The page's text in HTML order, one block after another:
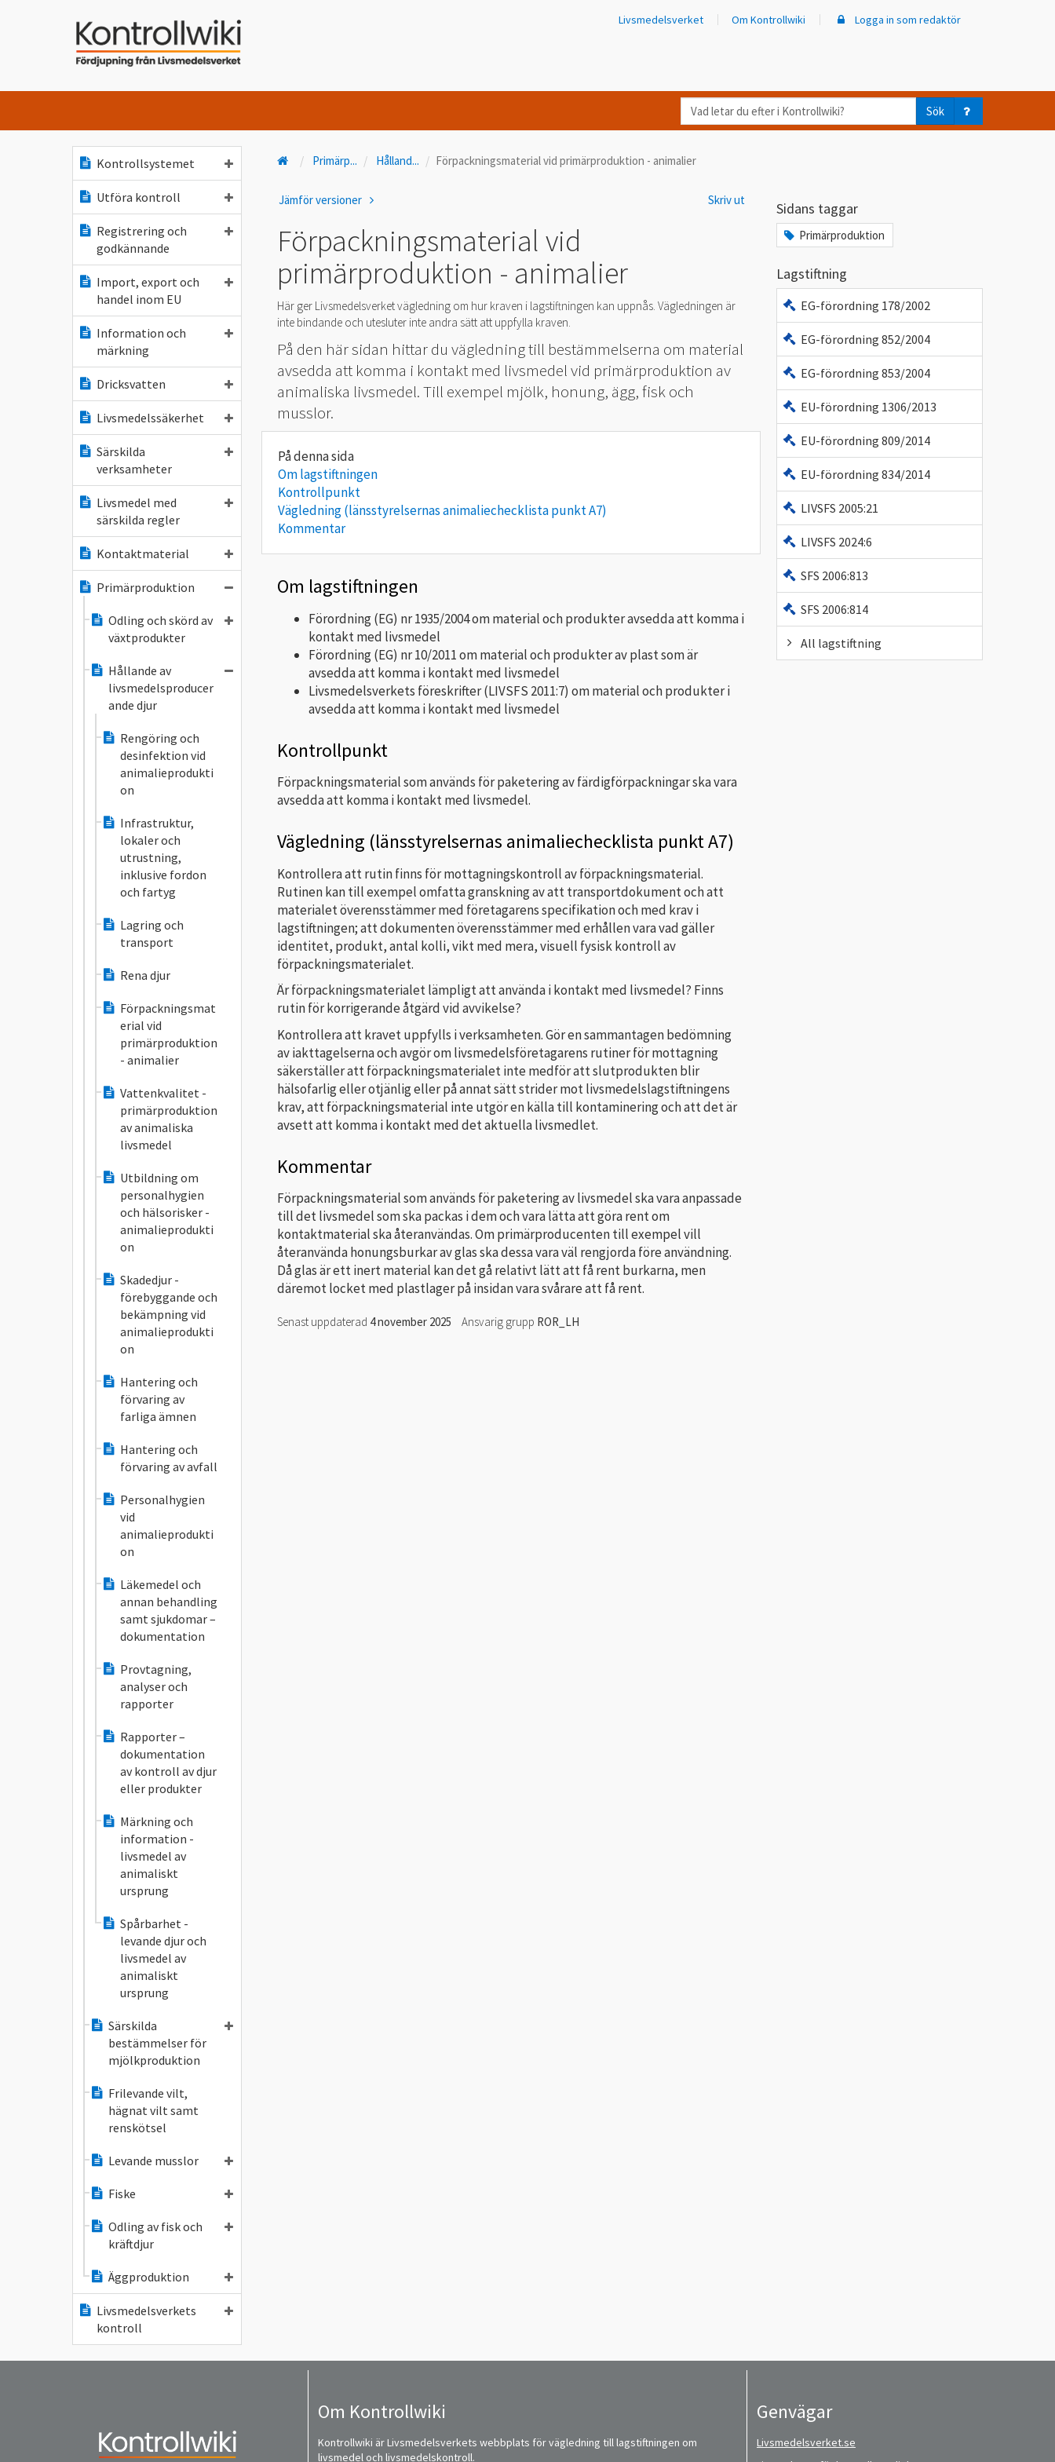
Livsmedelsverket Om Kontrollwiki Logga in som redaktör
Vad
letar
efter
Kontrollwiki?
Sök
Kontrollsystemet
Utföra kontroll
Registrering och
godkännande
Import, export och
handel inom EU
Information och
märkning
Dricksvatten
Livsmedelssäkerhet
Särskilda
verksamheter
Livsmedel med
särskilda regler
Kontaktmaterial
Primärproduktion
Odling och skörd av
växtprodukter
Hållande av
livsmedelsproducer
ande djur
Rengöring och
desinfektion vid
animalieprodukti
on
Infrastruktur,
lokaler och
utrustning,
inklusive fordon
och fartyg
Lagring och
transport
Rena djur
Förpackningsmat
erial vid
primärproduktion
- animalier
Vattenkvalitet -
primärproduktion
av animaliska
livsmedel
Utbildning om
personalhygien
och hälsorisker -
animalieprodukti
on
Skadedjur -
förebyggande och
bekämpning vid
animalieprodukti
on
Hantering och
förvaring av
farliga ämnen
Hantering och
förvaring av avfall
Personalhygien
vid
animalieprodukti
on
Läkemedel och
annan behandling
samt sjukdomar –
dokumentation
Provtagning,
analyser och
rapporter
Rapporter –
dokumentation
av kontroll av djur
eller produkter
Märkning och
information -
livsmedel av
animaliskt
ursprung
Spårbarhet -
levande djur och
livsmedel av
animaliskt
ursprung
Särskilda
bestämmelser för
mjölkproduktion
Frilevande vilt,
hägnat vilt samt
renskötsel
Levande musslor
Fiske
Odling av fisk och
kräftdjur
Äggproduktion
Livsmedelsverkets
kontroll
Primärp... Hålland... Förpackningsmaterial vid primärproduktion - animalier
Skriv ut
Jämför versioner
Förpackningsmaterial vid
primärproduktion - animalier
Här ger Livsmedelsverket vägledning om hur kraven i lagstiftningen kan uppnås. Vägledningen är
inte bindande och utesluter inte andra sätt att uppfylla kraven.
På den här sidan hittar du vägledning till bestämmelserna om material
avsedda att komma i kontakt med livsmedel vid primärproduktion av
animaliska livsmedel. Till exempel mjölk, honung, ägg, fisk och
musslor.
Om lagstiftningen
Kontrollpunkt
Vägledning (länsstyrelsernas animaliechecklista punkt A7)
Kommentar
Om lagstiftningen
Förordning (EG) nr 1935/2004 om material och produkter avsedda att komma i
kontakt med livsmedel
Förordning (EG) nr 10/2011 om material och produkter av plast som är
avsedda att komma i kontakt med livsmedel
Livsmedelsverkets föreskrifter (LIVSFS 2011:7) om material och produkter i
avsedda att komma i kontakt med livsmedel
Kontrollpunkt
Förpackningsmaterial som används för paketering av färdigförpackningar ska vara
avsedda att komma i kontakt med livsmedel.
Vägledning (länsstyrelsernas animaliechecklista punkt A7)
Kontrollera att rutin finns för mottagningskontroll av förpackningsmaterial.
Rutinen kan till exempel omfatta granskning av att transportdokument och att
materialet överensstämmer med företagarens specifikation och med krav i
lagstiftningen; att dokumenten överensstämmer med erhållen vara vad gäller
identitet, produkt, antal kolli, vikt med mera, visuell fysisk kontroll av
förpackningsmaterialet.
Är förpackningsmaterialet lämpligt att använda i kontakt med livsmedel? Finns
rutin för korrigerande åtgärd vid avvikelse?
Kontrollera att kravet uppfylls i verksamheten. Gör en sammantagen bedömning
av iakttagelserna och avgör om livsmedelsföretagarens rutiner för mottagning
säkerställer att förpackningsmaterialet inte medför att slutprodukten blir
hälsofarlig eller otjänlig eller på annat sätt strider mot livsmedelslagstiftningens
krav, att förpackningsmaterial inte utgör en källa till kontaminering och att det är
avsett att komma i kontakt med det aktuella livsmedlet.
Kommentar
Förpackningsmaterial som används för paketering av livsmedel ska vara anpassade
till det livsmedel som ska packas i dem och vara lätta att göra rent om
kontaktmaterial ska återanvändas. Om primärproducenten till exempel vill
återanvända honungsburkar av glas ska dessa vara väl rengjorda före användning.
Då glas är ett inert material kan det gå relativt lätt att få rent burkarna, men
däremot locket med plastlager på insidan vara svårare att få rent.
Senast uppdaterad 4 november 2025 Ansvarig grupp ROR_LH
Sidans taggar
Primärproduktion
Lagstiftning
EG-förordning 178/2002
EG-förordning 852/2004
EG-förordning 853/2004
EU-förordning 1306/2013
EU-förordning 809/2014
EU-förordning 834/2014
LIVSFS 2005:21
LIVSFS 2024:6
SFS 2006:813
SFS 2006:814
All lagstiftning
Om Kontrollwiki
Kontrollwiki är Livsmedelsverkets webbplats för vägledning till lagstiftningen om
livsmedel och livsmedelskontroll.
Genvägar
Livsmedelsverket.se